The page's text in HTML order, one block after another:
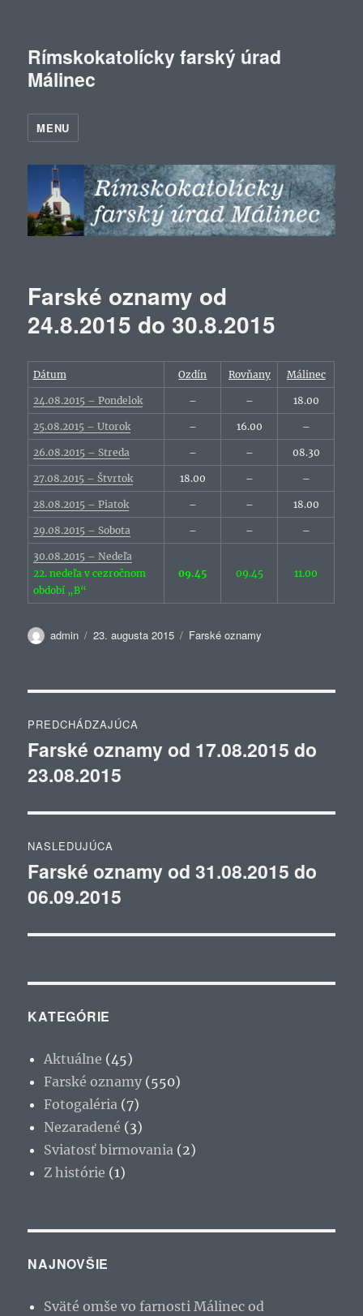
Rímskokatolícky farský úrad
Málinec
MENU
Farské oznamy od
24.8.2015 do 30.8.2015
Dátum Ozdín Rovňany Málinec
24.08.2015 – Pondelok – – 18.00
25.08.2015 – Utorok – 16.00 –
26.08.2015 – Streda – – 08.30
27.08.2015 – Štvrtok 18.00 – –
28.08.2015 – Piatok – – 18.00
29.08.2015 – Sobota – – –
30.08.2015 – Nedeľa
22. nedeľa v cezročnom
období „B“
09.45 09.45 11.00
Autor
admin Publikované
23. augusta 2015 Kategórie
Farské oznamy
v
článku
PREDCHÁDZAJÚCA
Predchádzajúci
článok:
Farské oznamy od 17.08.2015 do
23.08.2015
NASLEDUJÚCA
Ďalší
článok:
Farské oznamy od 31.08.2015 do
06.09.2015
KATEGÓRIE
Aktuálne (45)
Farské oznamy (550)
Fotogaléria (7)
Nezaradené (3)
Sviatosť birmovania (2)
Z histórie (1)
NAJNOVŠIE
Sväté omše vo farnosti Málinec od